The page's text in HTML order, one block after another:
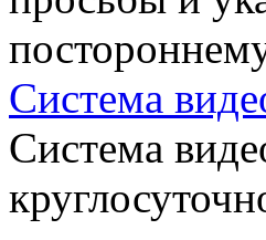
Система
Система